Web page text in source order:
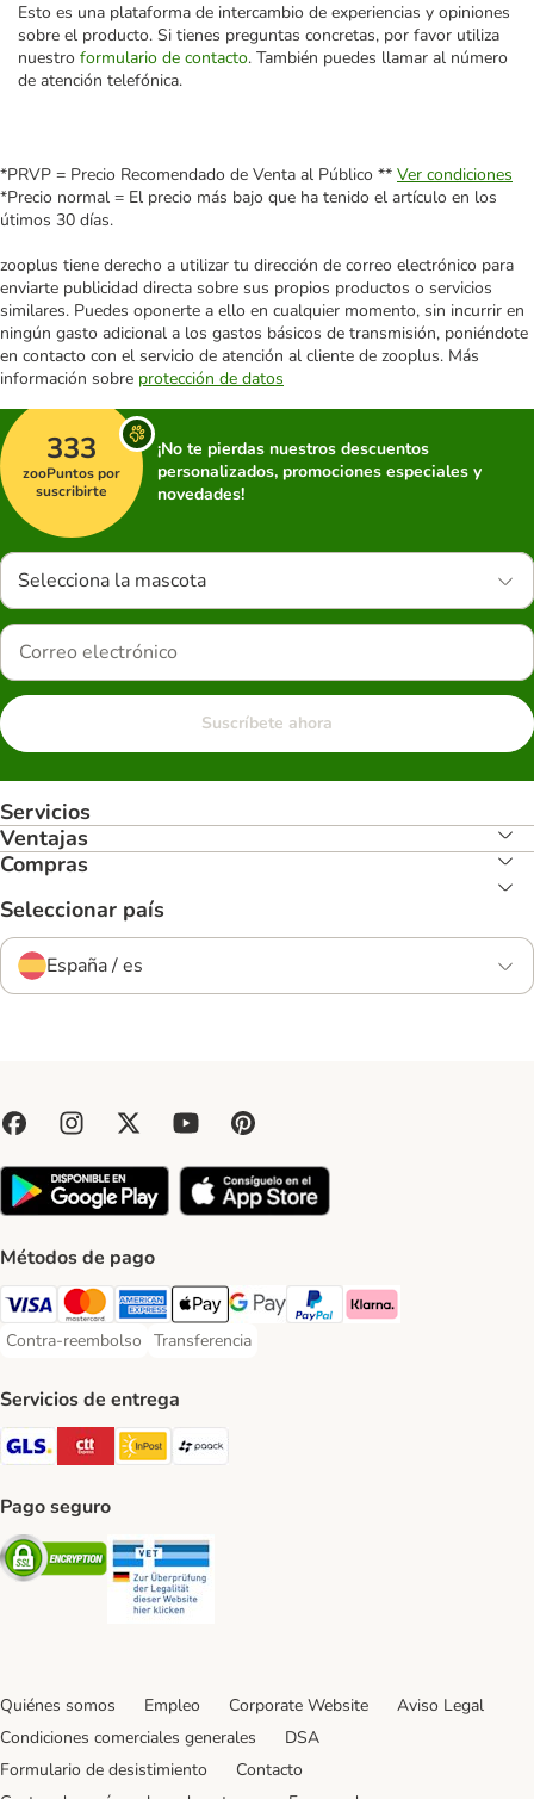
Esto es una plataforma de intercambio de experiencias y opiniones
sobre el producto. Si tienes preguntas concretas, por favor utiliza
nuestro formulario de contacto. También puedes llamar al número
de atención telefónica.
*PRVP = Precio Recomendado de Venta al Público ** Ver condiciones
*Precio normal = El precio más bajo que ha tenido el artículo en los
útimos 30 días.
zooplus tiene derecho a utilizar tu dirección de correo electrónico para
enviarte publicidad directa sobre sus propios productos o servicios
similares. Puedes oponerte a ello en cualquier momento, sin incurrir en
ningún gasto adicional a los gastos básicos de transmisión, poniéndote
en contacto con el servicio de atención al cliente de zooplus. Más
información sobre protección de datos
333
zooPuntos por
suscribirte
¡No te pierdas nuestros descuentos
personalizados, promociones especiales y
novedades!
Selecciona la mascota
Suscríbete ahora
Servicios
Ventajas
Compras
Seleccionar país
España / es
Métodos de pago
Visa Payment Method
Mastercard Payment Method
American Express Payment Method
Apple Pay Payment Method
Google Pay Payment Method
PayPal Payment Method
Klarna Payment Method
Contra-reembolso
Contra-reembolso Payment Method
Transferencia
Transferencia Payment Method
Servicios de entrega
GLS Shipping Method
CTTExpress Shipping Method
InPost Shipping Method
Pago seguro
Security
Quiénes somos Empleo Corporate Website
Aviso Legal
Condiciones comerciales generales
DSA
Formulario de desistimiento
Contacto